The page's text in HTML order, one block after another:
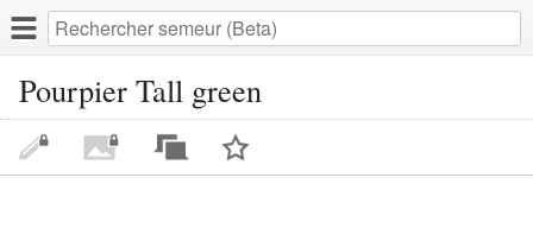
Pourpier Tall green